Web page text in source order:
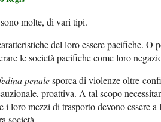
molte, di vari tipi.
del loro essere pacifiche. O
le società pacifiche come loro
penalesporca di violenze oltre-
proattiva. A tal scopo
i loro mezzi di trasporto devono essere